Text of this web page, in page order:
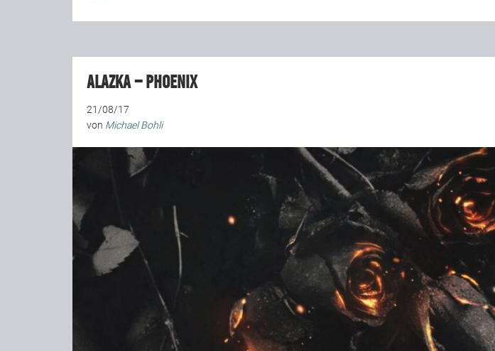
Alazka – Phoenix
21/08/17
von Michael Bohli